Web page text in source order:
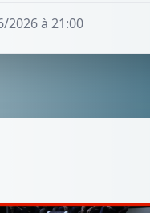
2026 à 21:00